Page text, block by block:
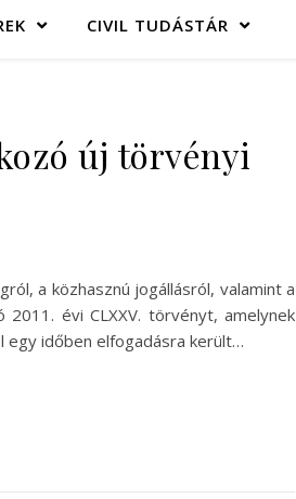
CIVIL TUDÁSTÁR
új törvényi
a közhasznú jogállásról, valamint a
évi CLXXV. törvényt, amelynek
egy időben elfogadásra került…